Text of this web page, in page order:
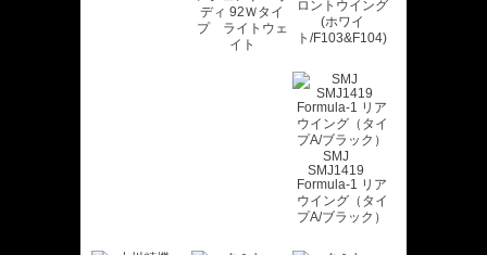
ディ 92Ｗタイ
プ ライトウェ
イト
ロントウイング
(ホワイ
ト/F103&F104)
SMJ
SMJ1419
Formula-1 リア
ウイング（タイ
プA/ブラック）